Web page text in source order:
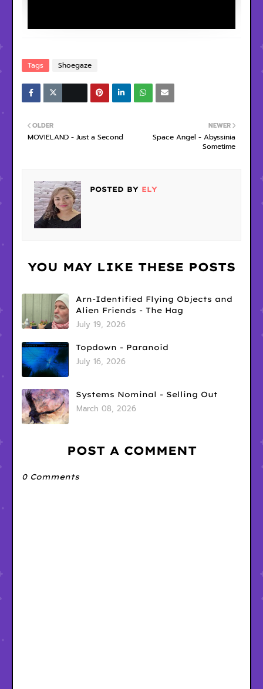
Tags Shoegaze
NEWER
Space Angel - Abyssinia
Sometime
OLDER
MOVIELAND - Just a Second
POSTED BY ELY
YOU MAY LIKE THESE POSTS
Arn-Identified Flying Objects and
Alien Friends - The Hag
July 19, 2026
Topdown - Paranoid
July 16, 2026
Systems Nominal - Selling Out
March 08, 2026
POST A COMMENT
0 Comments